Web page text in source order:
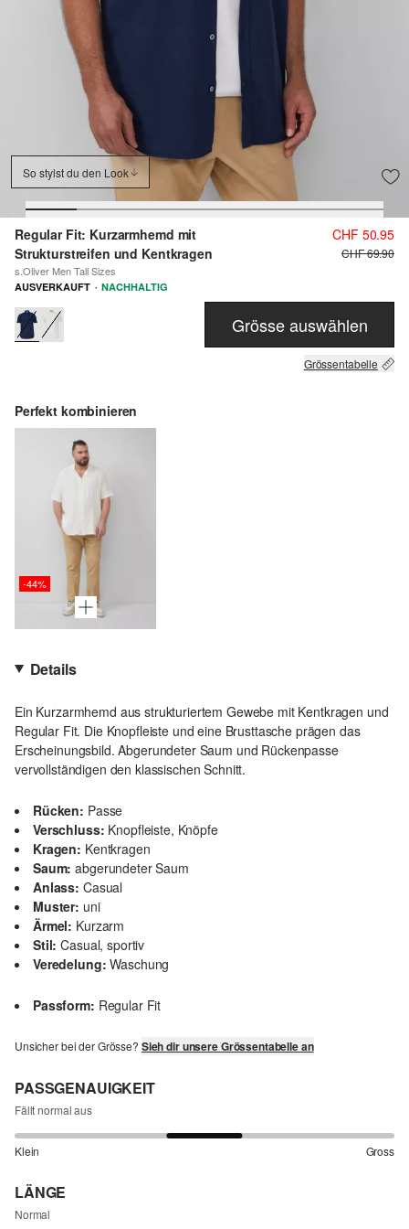
So stylst du den Look
Regular Fit: Kurzarmhemd mit
Strukturstreifen und Kentkragen
s.Oliver Men Tall Sizes
CHF 50.95
CHF 69.90
AUSVERKAUFT · NACHHALTIG
Grösse auswählen
Grössentabelle
Perfekt kombinieren
-44%
Details
Ein Kurzarmhemd aus strukturiertem Gewebe mit Kentkragen und
Regular Fit. Die Knopfleiste und eine Brusttasche prägen das
Erscheinungsbild. Abgerundeter Saum und Rückenpasse
vervollständigen den klassischen Schnitt.
Rücken: Passe
Verschluss: Knopfleiste, Knöpfe
Kragen: Kentkragen
Saum: abgerundeter Saum
Anlass: Casual
Muster: uni
Ärmel: Kurzarm
Stil: Casual, sportiv
Veredelung: Waschung
Passform: Regular Fit
Unsicher bei der Grösse? Sieh dir unsere Grössentabelle an
PASSGENAUIGKEIT
Fällt normal aus
Klein Gross
LÄNGE
Normal